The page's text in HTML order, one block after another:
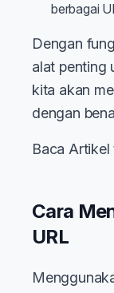
berbagai
Dengan
alat penting
kita akan
dengan
Baca Artikel
Cara
URL